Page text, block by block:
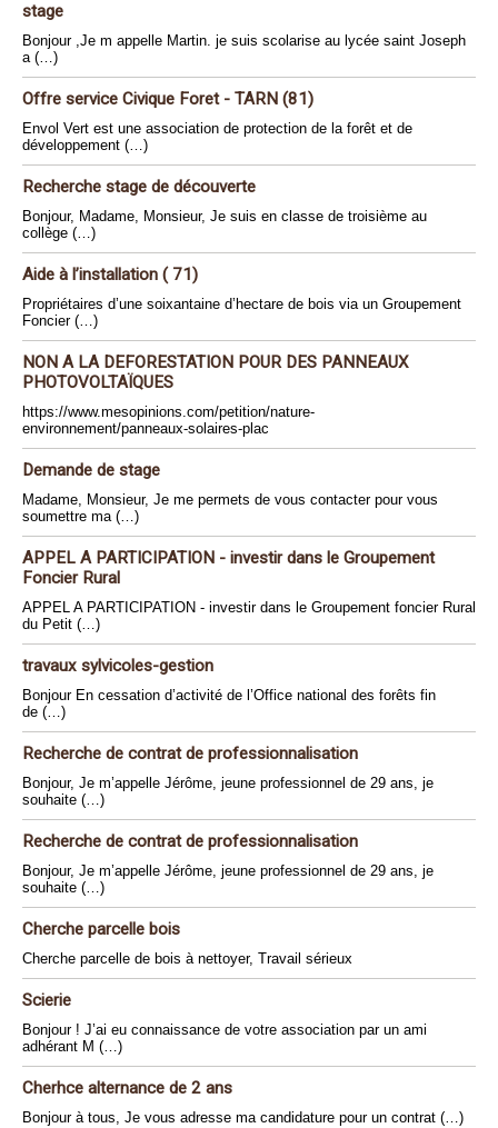
stage
Bonjour ,Je m appelle Martin. je suis scolarise au lycée saint Joseph
a (…)
Offre service Civique Foret - TARN (81)
Envol Vert est une association de protection de la forêt et de
développement (…)
Recherche stage de découverte
Bonjour, Madame, Monsieur, Je suis en classe de troisième au
collège (…)
Aide à l’installation ( 71)
Propriétaires d’une soixantaine d’hectare de bois via un Groupement
Foncier (…)
NON A LA DEFORESTATION POUR DES PANNEAUX
PHOTOVOLTAÏQUES
https://www.mesopinions.com/petition/nature-
environnement/panneaux-solaires-plac
Demande de stage
Madame, Monsieur, Je me permets de vous contacter pour vous
soumettre ma (…)
APPEL A PARTICIPATION - investir dans le Groupement
Foncier Rural
APPEL A PARTICIPATION - investir dans le Groupement foncier Rural
du Petit (…)
travaux sylvicoles-gestion
Bonjour En cessation d’activité de l’Office national des forêts fin
de (…)
Recherche de contrat de professionnalisation
Bonjour, Je m’appelle Jérôme, jeune professionnel de 29 ans, je
souhaite (…)
Recherche de contrat de professionnalisation
Bonjour, Je m’appelle Jérôme, jeune professionnel de 29 ans, je
souhaite (…)
Cherche parcelle bois
Cherche parcelle de bois à nettoyer, Travail sérieux
Scierie
Bonjour ! J’ai eu connaissance de votre association par un ami
adhérant M (…)
Cherhce alternance de 2 ans
Bonjour à tous, Je vous adresse ma candidature pour un contrat (…)